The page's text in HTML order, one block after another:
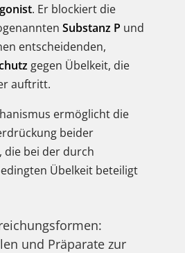
. Er blockiert die
Substanz P und
entscheidenden,
gegen Übelkeit, die
auftritt.
ermöglicht die
beider
die bei der durch
Übelkeit beteiligt
und Präparate zur